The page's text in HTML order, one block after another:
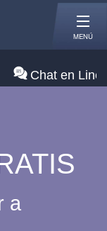
MENÚ
Chat en
a